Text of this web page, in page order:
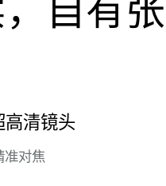
高清镜头
准对⁠焦
人像镜头